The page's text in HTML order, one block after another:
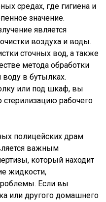
средах, где гигиена и
значение.
является
воздуха и воды.
сточных вод, а также
метода обработки
в бутылках.
или под шкаф, вы
стерилизацию рабочего
полицейских драм
важным
который находит
жидкости,
Если вы
или другого домашнего